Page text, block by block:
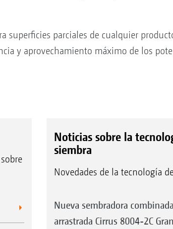
superficies parciales de cualquier
y aprovechamiento máximo de los
Noticias sobre la
siembra
Novedades de la tecnología
Nueva sembradora combinada
arrastrada Cirrus 8004-2C